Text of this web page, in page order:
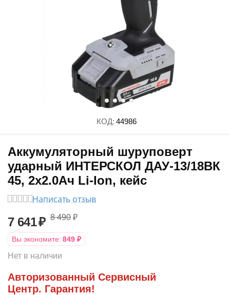
КОД: 44986
Аккумуляторный шуруповерт
ударный ИНТЕРСКОЛ ДАУ-13/18ВК
45, 2х2.0Ач Li-Ion, кейс
Написать отзыв
7 641₽ 8 490 ₽
Вы экономите: 849 ₽
Нет в наличии
Авторизованный Сервисный
Центр. Гарантия!